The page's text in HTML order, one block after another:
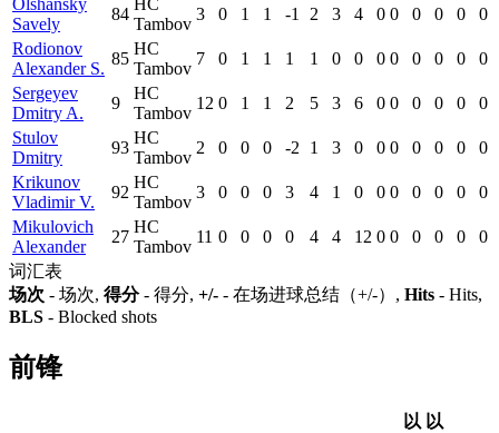
Olshansky
Savely
84
HC
Tambov
3 0 1 1 -1 2 3 4 0 0 0 0 0
0
Rodionov
Alexander S.
85
HC
Tambov
7 0 1 1 1 1 0 0 0 0 0 0 0
0
Sergeyev
Dmitry A.
9
HC
Tambov
12 0 1 1 2 5 3 6 0 0 0 0 0
0
Stulov
Dmitry
93
HC
Tambov
2 0 0 0 -2 1 3 0 0 0 0 0 0
0
Krikunov
Vladimir V.
92
HC
Tambov
3 0 0 0 3 4 1 0 0 0 0 0 0
0
Mikulovich
Alexander
27
HC
Tambov
11 0 0 0 0 4 4 12 0 0 0 0 0
0
词汇表
场次 - 场次, 得分- 得分, +/- - 在场进球总结（+/-）, Hits - Hits,
BLS - Blocked shots
前锋
以 以